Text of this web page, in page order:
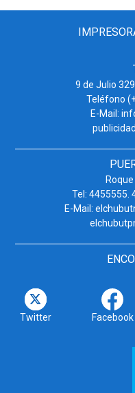
9 de Julio
Teléfono
E-Mail:
Tel: 4455555.
E-Mail:
Twitter Facebook